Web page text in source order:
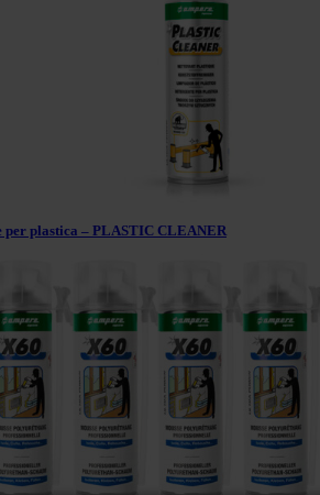
per plastica – PLASTIC CLEANER